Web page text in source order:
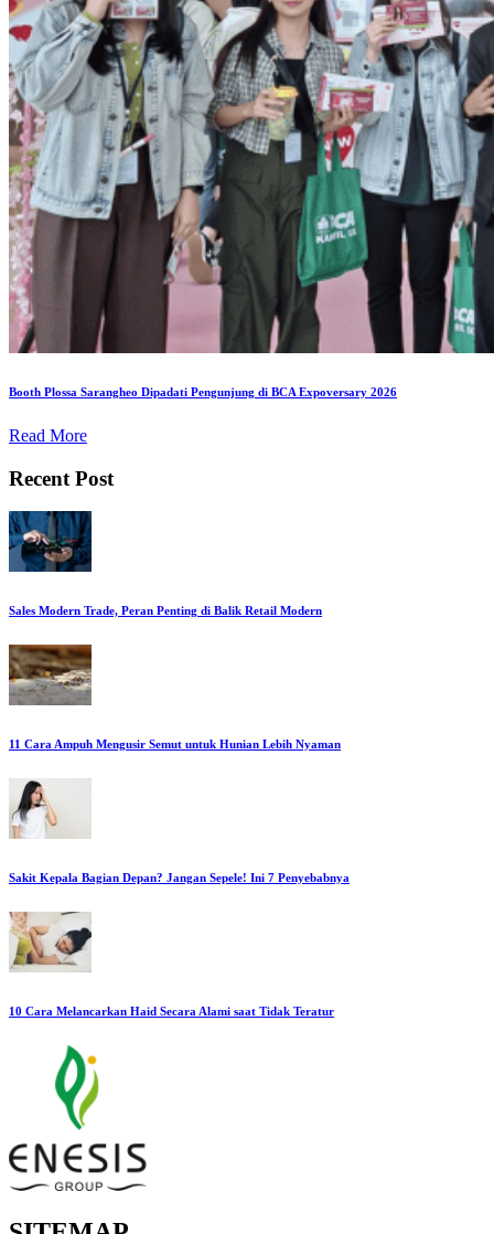
Booth Plossa Sarangheo Dipadati Pengunjung di BCA Expoversary 2026
Read More
Recent Post
Sales Modern Trade, Peran Penting di Balik Retail Modern
11 Cara Ampuh Mengusir Semut untuk Hunian Lebih Nyaman
Sakit Kepala Bagian Depan? Jangan Sepele! Ini 7 Penyebabnya
10 Cara Melancarkan Haid Secara Alami saat Tidak Teratur